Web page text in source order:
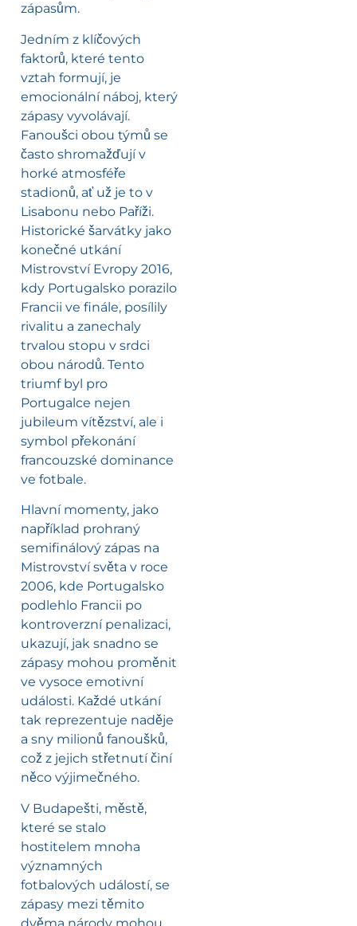
zápasům.
Jedním z klíčových
faktorů, které tento
vztah formují, je
emocionální náboj, který
zápasy vyvolávají.
Fanoušci obou týmů se
často shromažďují v
horké atmosféře
stadionů, ať už je to v
Lisabonu nebo Paříži.
Historické šarvátky jako
konečné utkání
Mistrovství Evropy 2016,
kdy Portugalsko porazilo
Francii ve finále, posílily
rivalitu a zanechaly
trvalou stopu v srdci
obou národů. Tento
triumf byl pro
Portugalce nejen
jubileum vítězství, ale i
symbol překonání
francouzské dominance
ve fotbale.
Hlavní momenty, jako
například prohraný
semifinálový zápas na
Mistrovství světa v roce
2006, kde Portugalsko
podlehlo Francii po
kontroverzní penalizaci,
ukazují, jak snadno se
zápasy mohou proměnit
ve vysoce emotivní
události. Každé utkání
tak reprezentuje naděje
a sny milionů fanoušků,
což z jejich střetnutí činí
něco výjimečného.
V Budapešti, městě,
které se stalo
hostitelem mnoha
významných
fotbalových událostí, se
zápasy mezi těmito
dvěma národy mohou